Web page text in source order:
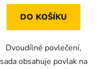
DO KOŠÍKU
Dvoudílné povlečení,
sada obsahuje povlak na